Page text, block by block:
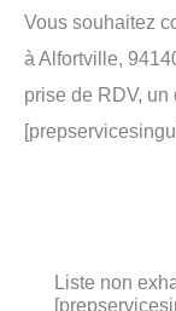
Vous souhaitez
à Alfortville,
prise de RDV,
Liste non